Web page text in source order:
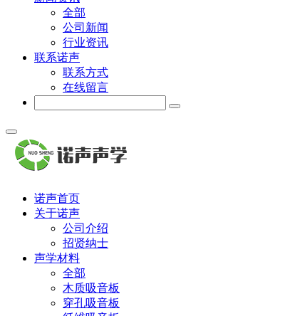
全部
公司新闻
行业资讯
联系诺声
联系方式
在线留言
诺声首页
关于诺声
公司介绍
招贤纳士
声学材料
全部
木质吸音板
穿孔吸音板